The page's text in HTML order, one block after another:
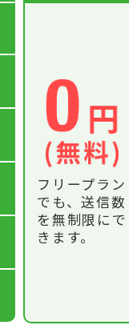
フリープラン
でも、送信数
を無制限にで
きます。